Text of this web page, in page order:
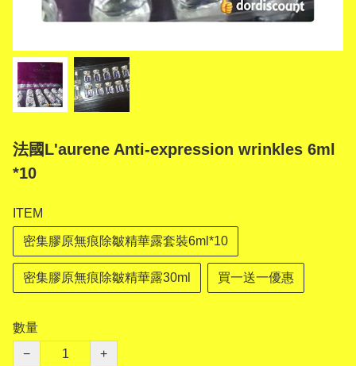
法國L'aurene Anti-expression wrinkles 6ml
*10
ITEM
密集膠原無痕除皺精華露套裝6ml*10
密集膠原無痕除皺精華露30ml 買一送一優惠
數量
−
+